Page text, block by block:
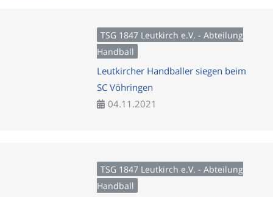
TSG 1847 Leutkirch e.V. - Abteilung
Handball
Leutkircher Handballer siegen beim
SC Vöhringen
04.11.2021
TSG 1847 Leutkirch e.V. - Abteilung
Handball